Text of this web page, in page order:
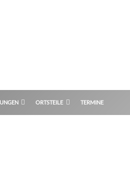
ORTSTEILE TERMINE